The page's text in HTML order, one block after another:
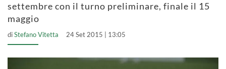
settembre con il turno preliminare, finale il 15
maggio
diStefano Vitetta 24 Set 2015 | 13:05